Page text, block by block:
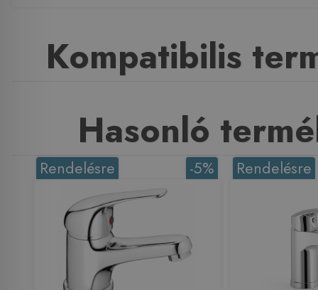
Kompatibilis
Hasonló
-5%
Rendelésre Rendelésre